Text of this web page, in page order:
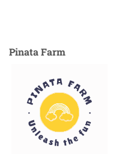
Pinata Farm